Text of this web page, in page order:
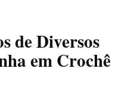
de Diversos
em Crochê